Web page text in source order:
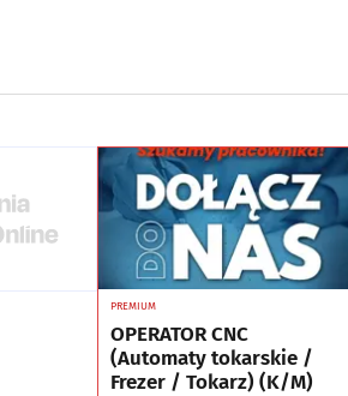
PREMIUM
OPERATOR CNC
(Automaty tokarskie /
Frezer / Tokarz) (K/M)